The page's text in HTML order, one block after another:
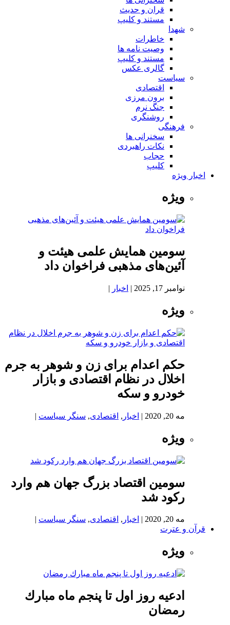
قران و حدیث
مستند و کلیپ
شهدا
خاطرات
وصیت نامه ها
مستند و کلیپ
گالری عکس
سیاست
اقتصادی
برون مرزی
جنگ نرم
روشنگری
فرهنگی
سخنرانی ها
نکات راهبردی
حجاب
کلیپ
اخبار ویژه
ویژه
سومین همایش علمی هیئت و
آئین‌های مذهبی فراخوان داد
نوامبر 17, 2025 | اخبار |
ویژه
حکم اعدام برای زن و شوهر به جرم
اخلال در نظام اقتصادی و بازار
خودرو و سکه
مه 20, 2020 | اخبار , اقتصادی, سنگر سیاست |
ویژه
سومین اقتصاد بزرگ جهان هم وارد
رکود شد
مه 20, 2020 | اخبار , اقتصادی, سنگر سیاست |
قرآن و عترت
ویژه
ادعيه روز اول تا پنجم ماه مبارك
رمضان